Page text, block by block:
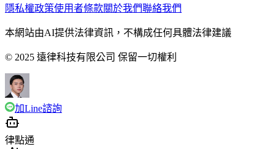
隱私權政策使用者條款關於我們聯絡我們
本網站由AI提供法律資訊，不構成任何具體法律建議
© 2025 遠律科技有限公司 保留一切權利
加Line諮詢
律點通